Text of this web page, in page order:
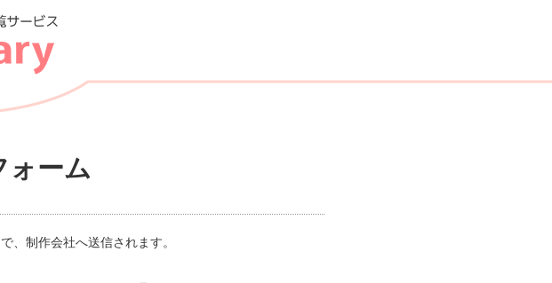
ォーム
、制作会社へ送信されます。